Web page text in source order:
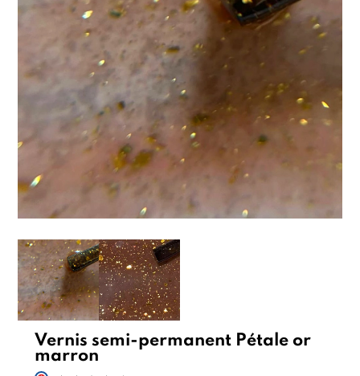
Vernis semi-permanent Pétale or
marron